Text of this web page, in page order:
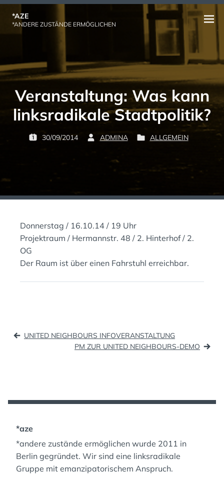
Skip
*AZE
*ANDERE ZUSTÄNDE ERMÖGLICHEN
Open
Veranstaltung: Was kann
linksradikale Stadtpolitik?
P
D
:
30/09/2014
B
ADMINA
P
T
D
ALLGEMEIN
Donnerstag / 16.10.14 / 19 Uhr
Projektraum / Hermannstr. 48 / 2. Hinterhof / 2.
OG
Der Raum ist über einen Fahrstuhl erreichbar.
Beitragsnavigation
UNITED NEIGHBOURS INFOVERANSTALTUNG
PM ZUR UNITED NEIGHBOURS-DEMO
*aze
*andere zustände ermöglichen wurde 2011 in
Berlin gegründet. Wir sind eine linksradikale
Gruppe mit emanzipatorischem Anspruch.